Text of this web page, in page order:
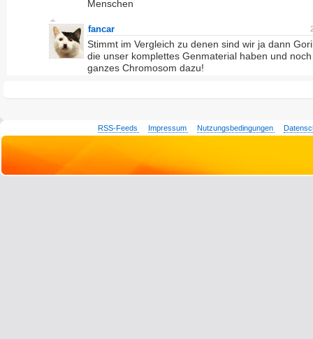
Menschen
fancar
Stimmt im Vergleich zu denen sind wir ja dann
die unser komplettes Genmaterial haben und
ganzes Chromosom dazu!
RSS-Feeds Impressum Nutzungsbedingungen